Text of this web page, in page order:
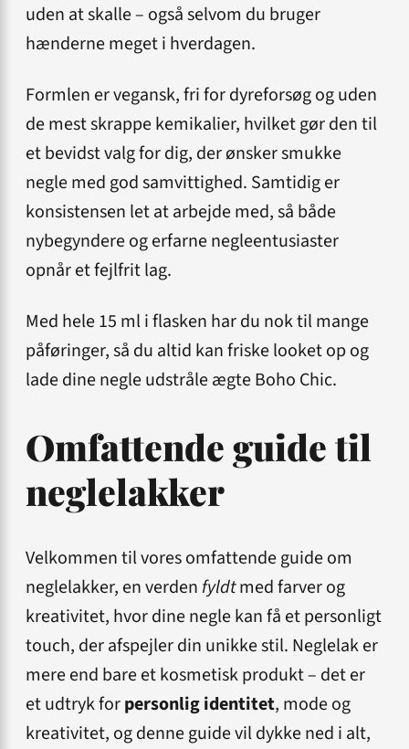
uden at skalle – også selvom du bruger
hænderne meget i hverdagen.
Formlen er vegansk, fri for dyreforsøg og uden
de mest skrappe kemikalier, hvilket gør den til
et bevidst valg for dig, der ønsker smukke
negle med god samvittighed. Samtidig er
konsistensen let at arbejde med, så både
nybegyndere og erfarne negleentusiaster
opnår et fejlfrit lag.
Med hele 15 ml i flasken har du nok til mange
påføringer, så du altid kan friske looket op og
lade dine negle udstråle ægte Boho Chic.
Omfattende guide til
neglelakker
Velkommen til vores omfattende guide om
neglelakker, en verden fyldtmed farver og
kreativitet, hvor dine negle kan få et personligt
touch, der afspejler din unikke stil. Neglelak er
mere end bare et kosmetisk produkt – det er
et udtryk forpersonlig identitet, mode og
kreativitet, og denne guide vil dykke ned i alt,